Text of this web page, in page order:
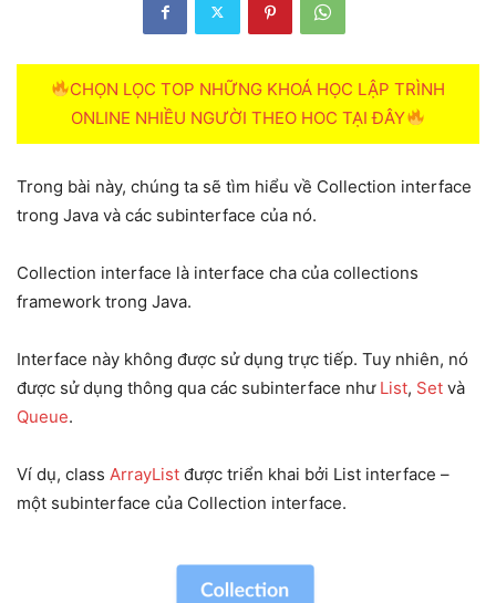
CHỌN LỌC TOP NHỮNG KHOÁ HỌC LẬP TRÌNH
ONLINE NHIỀU NGƯỜI THEO HOC TẠI ĐÂY
Trong bài này, chúng ta sẽ tìm hiểu về Collection interface
trong Java và các subinterface của nó.
Collection interface là interface cha của collections
framework trong Java.
Interface này không được sử dụng trực tiếp. Tuy nhiên, nó
được sử dụng thông qua các subinterface như List, Set và
Queue.
Ví dụ, class ArrayList được triển khai bởi List interface –
một subinterface của Collection interface.